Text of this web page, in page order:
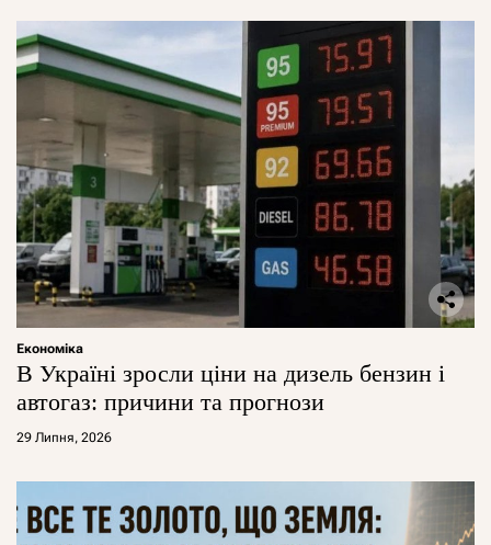
Економіка
В Україні зросли ціни на дизель бензин і
автогаз: причини та прогнози
29 Липня, 2026